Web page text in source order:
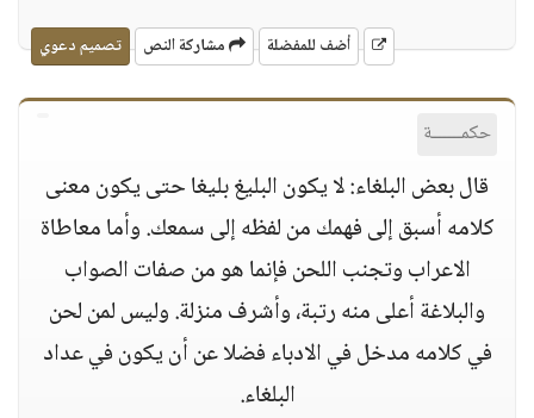
أضف للمفضلة مشاركة النص تصميم دعوي
حكمــــــة
قال بعض البلغاء: لا يكون البليغ بليغا حتى يكون معنى
كلامه أسبق إلى فهمك من لفظه إلى سمعك. وأما معاطاة
الاعراب وتجنب اللحن فإنما هو من صفات الصواب
والبلاغة أعلى منه رتبة، وأشرف منزلة. وليس لمن لحن
في كلامه مدخل في الادباء فضلا عن أن يكون في عداد
البلغاء.